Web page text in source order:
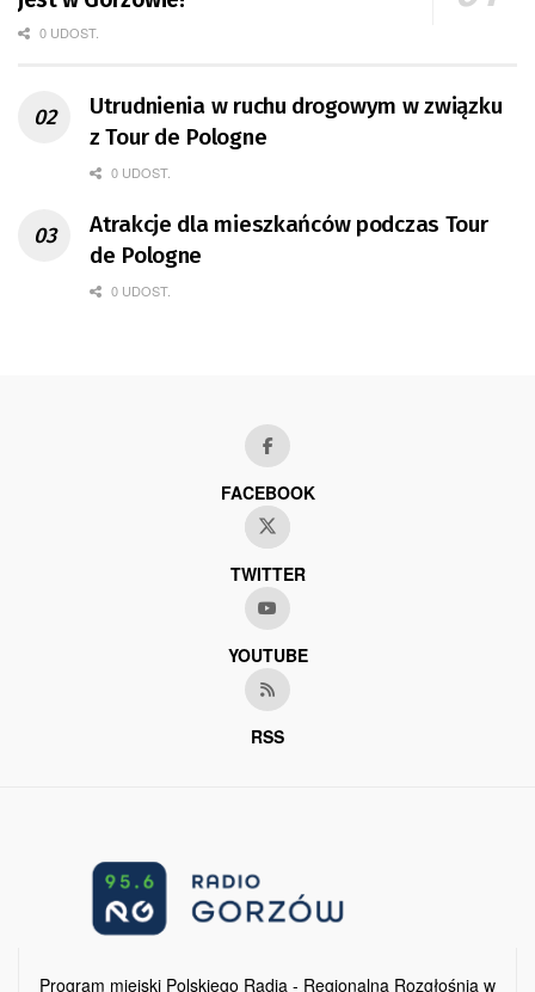
0 UDOST.
Utrudnienia w ruchu drogowym w związku
z Tour de Pologne
0 UDOST.
Atrakcje dla mieszkańców podczas Tour
de Pologne
0 UDOST.
FACEBOOK
TWITTER
YOUTUBE
RSS
Program miejski Polskiego Radia - Regionalna Rozgłośnia w